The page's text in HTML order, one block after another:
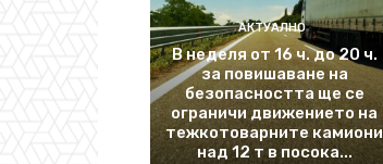
АКТУАЛНО
В неделя от 16 ч. до 20 ч.
за повишаване на
безопасността ще се
ограничи движението на
тежкотоварните камиони
над 12 т в посока...